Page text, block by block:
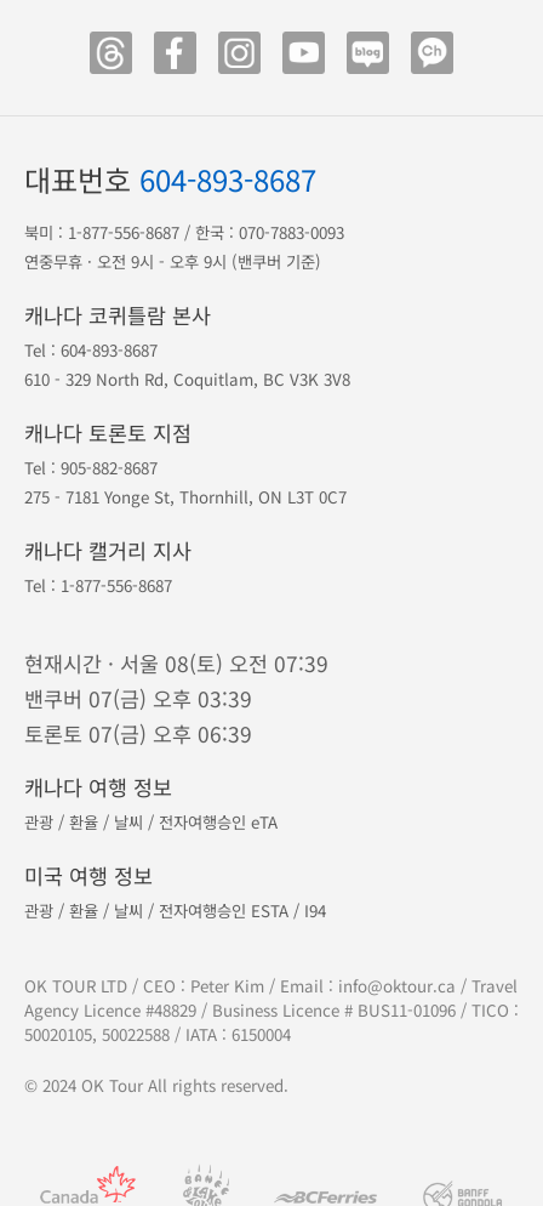
대표번호 604-893-8687
북미 : 1-877-556-8687 / 한국 : 070-7883-0093
연중무휴 · 오전 9시 - 오후 9시 (밴쿠버 기준)
캐나다 코퀴틀람 본사
Tel : 604-893-8687
610 - 329 North Rd, Coquitlam, BC V3K 3V8
캐나다 토론토 지점
Tel : 905-882-8687
275 - 7181 Yonge St, Thornhill, ON L3T 0C7
캐나다 캘거리 지사
Tel : 1-877-556-8687
현재시간 · 서울 08(토) 오전 07:39
밴쿠버 07(금) 오후 03:39
토론토 07(금) 오후 06:39
캐나다 여행 정보
관광 / 환율 / 날씨 / 전자여행승인 eTA
미국 여행 정보
관광 / 환율 / 날씨 / 전자여행승인 ESTA / I94
OK TOUR LTD / CEO : Peter Kim / Email : info@oktour.ca / Travel
Agency Licence #48829 / Business Licence # BUS11-01096 / TICO :
50020105, 50022588 / IATA : 6150004
© 2024 OK Tour All rights reserved.